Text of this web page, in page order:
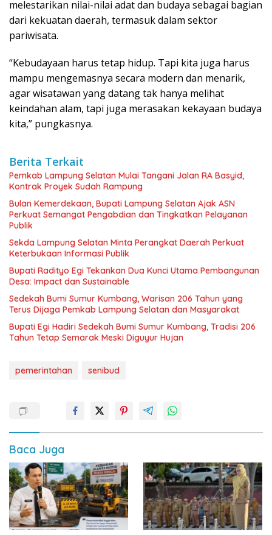
melestarikan nilai-nilai adat dan budaya sebagai bagian
dari kekuatan daerah, termasuk dalam sektor
pariwisata.
“Kebudayaan harus tetap hidup. Tapi kita juga harus
mampu mengemasnya secara modern dan menarik,
agar wisatawan yang datang tak hanya melihat
keindahan alam, tapi juga merasakan kekayaan budaya
kita,” pungkasnya.
Berita Terkait
Pemkab Lampung Selatan Mulai Tangani Jalan RA Basyid,
Kontrak Proyek Sudah Rampung
Bulan Kemerdekaan, Bupati Lampung Selatan Ajak ASN
Perkuat Semangat Pengabdian dan Tingkatkan Pelayanan
Publik
Sekda Lampung Selatan Minta Perangkat Daerah Perkuat
Keterbukaan Informasi Publik
Bupati Radityo Egi Tekankan Dua Kunci Utama Pembangunan
Desa: Impact dan Sustainable
Sedekah Bumi Sumur Kumbang, Warisan 206 Tahun yang
Terus Dijaga Pemkab Lampung Selatan dan Masyarakat
Bupati Egi Hadiri Sedekah Bumi Sumur Kumbang, Tradisi 206
Tahun Tetap Semarak Meski Diguyur Hujan
pemerintahan senibud
Baca Juga